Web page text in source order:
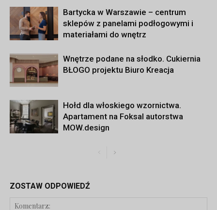
Bartycka w Warszawie – centrum
sklepów z panelami podłogowymi i
materiałami do wnętrz
Wnętrze podane na słodko. Cukiernia
BŁOGO projektu Biuro Kreacja
Hołd dla włoskiego wzornictwa.
Apartament na Foksal autorstwa
MOW.design
ZOSTAW ODPOWIEDŹ